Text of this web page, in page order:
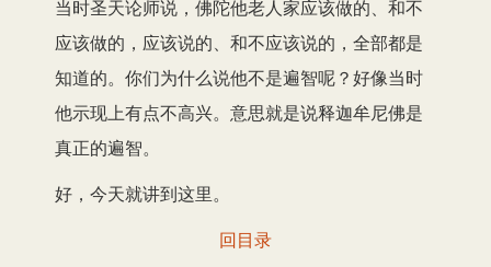
当时圣天论师说，佛陀他老人家应该做的、和不
应该做的，应该说的、和不应该说的，全部都是
知道的。你们为什么说他不是遍智呢？好像当时
他示现上有点不高兴。意思就是说释迦牟尼佛是
真正的遍智。
好，今天就讲到这里。
回目录